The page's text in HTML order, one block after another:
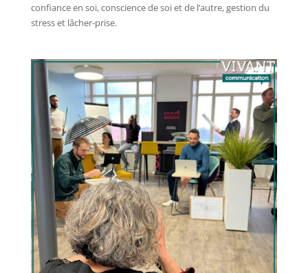
confiance en soi, conscience de soi et de l’autre, gestion du
stress et lâcher-prise.